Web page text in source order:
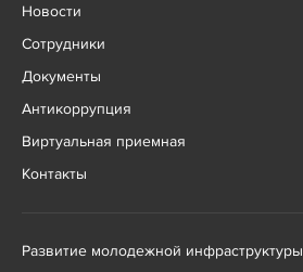
Новости
Сотрудники
Документы
Антикоррупция
Виртуальная приемная
Контакты
Развитие молодежной инфраструктуры